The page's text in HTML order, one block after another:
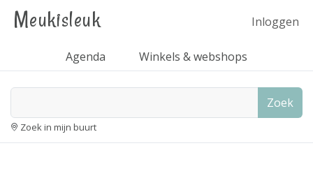
Meukisleuk Inloggen
Agenda Winkels & webshops
Zoek
Zoek in mijn buurt